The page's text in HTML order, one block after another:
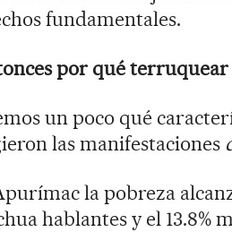
fundamentales.
por qué
un poco qué
las manifestaciones
la pobreza
hablantes y el 13.8%